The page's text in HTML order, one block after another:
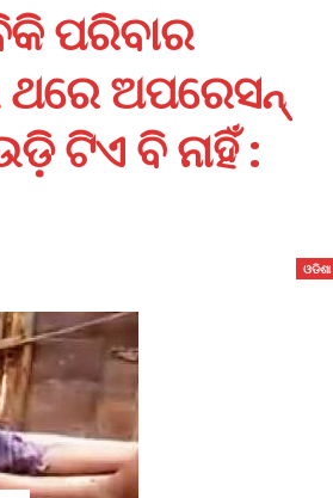
ପରିବାର
ଅପରେସନ୍‌
ଟିଏ ବି ନାହିଁ :
ଓଡିଶା